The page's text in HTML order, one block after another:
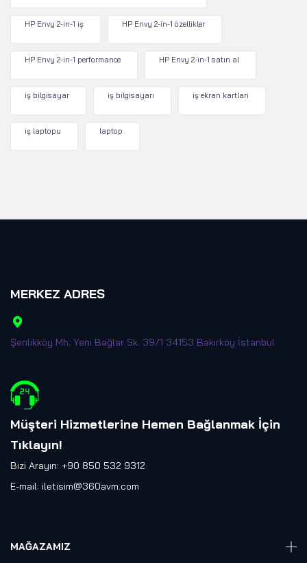
HP Envy 2-in-1 iş HP Envy 2-in-1 özellikler
HP Envy 2-in-1 performance HP Envy 2-in-1 satın al
iş bilgisayar iş bilgisayarı iş ekran kartları
iş laptopu laptop
MERKEZ ADRES
Şenlikköy Mh. Yeni Bağlar Sk. 39/1 34153 Bakırköy İstanbul
Müşteri Hizmetlerine Hemen Bağlanmak İçin
Tıklayın!
Bizi Arayın: +90 850 532 9312
E-mail: iletisim@360avm.com
MAĞAZAMIZ